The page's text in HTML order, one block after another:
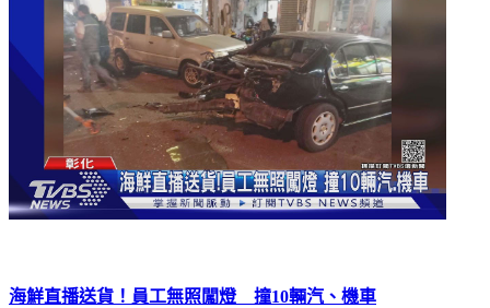
海鮮直播送貨！員工無照闖燈 撞10輛汽、機車